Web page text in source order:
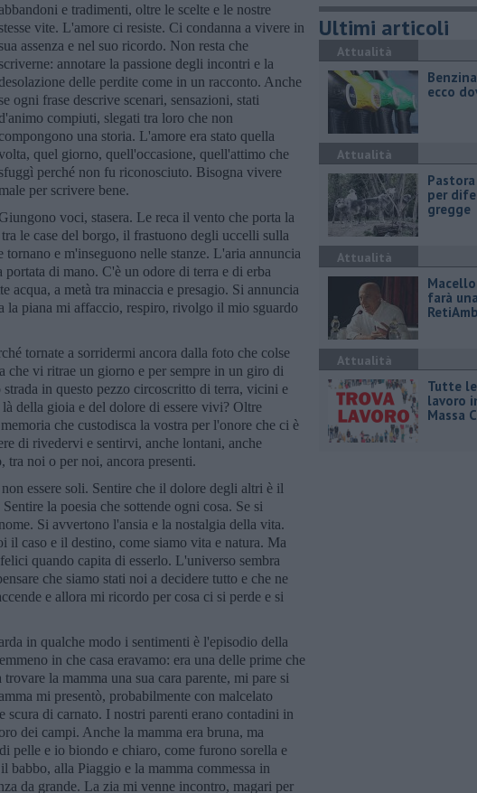
e tradimenti, oltre le scelte e le nostre
stesse vite. L'amore ci resiste. Ci condanna a vivere in
sua assenza e nel suo ricordo. Non resta che
scriverne: annotare la passione degli incontri e la
desolazione delle perdite come in un racconto. Anche
se ogni frase descrive scenari, sensazioni, stati
d'animo compiuti, slegati tra loro che non
compongono una storia. L'amore era stato quella
quel giorno, quell'occasione, quell'attimo che
sfuggì perché non fu riconosciuto. Bisogna vivere
male per scrivere bene.
Giungono voci, stasera. Le reca il vento che porta la
le case del borgo, il frastuono degli uccelli sulla
e m'inseguono nelle stanze. L'aria annuncia
di mano. C'è un odore di terra e di erba
a metà tra minaccia e presagio. Si annuncia
la piana mi affaccio, respiro, rivolgo il mio sguardo
tornate a sorridermi ancora dalla foto che colse
che vi ritrae un giorno e per sempre in un giro di
in questo pezzo circoscritto di terra, vicini e
della gioia e del dolore di essere vivi? Oltre
che custodisca la vostra per l'onore che ci è
di rivedervi e sentirvi, anche lontani, anche
tra noi o per noi, ancora presenti.
essere soli. Sentire che il dolore degli altri è il
la poesia che sottende ogni cosa. Se si
Si avvertono l'ansia e la nostalgia della vita.
il caso e il destino, come siamo vita e natura. Ma
quando capita di esserlo. L'universo sembra
che siamo stati noi a decidere tutto e che ne
e allora mi ricordo per cosa ci si perde e si
in qualche modo i sentimenti è l'episodio della
in che casa eravamo: era una delle prime che
la mamma una sua cara parente, mi pare si
mi presentò, probabilmente con malcelato
di carnato. I nostri parenti erano contadini in
dei campi. Anche la mamma era bruna, ma
pelle e io biondo e chiaro, come furono sorella e
alla Piaggio e la mamma commessa in
da grande. La zia mi venne incontro, magari per
Ultimi articoli
Attualità
ecco
Attualità
per
gregge
Attualità
farà
Attualità
​Tutte
lavoro
Massa